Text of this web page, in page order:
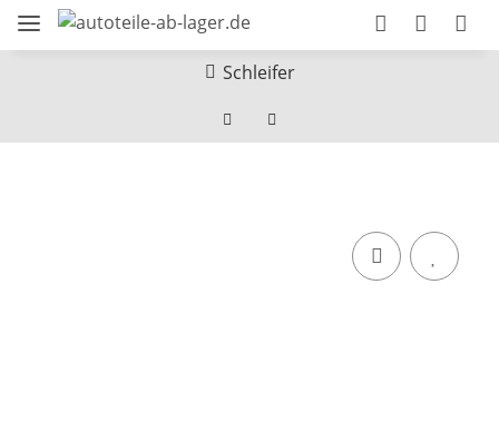
Schleifer